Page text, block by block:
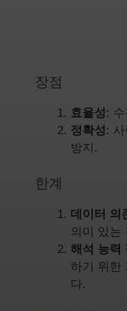
장점
효율성:
정확성:
방지.
한계
데이터 의
의미 있는
해석 능력
하기 위한
다.